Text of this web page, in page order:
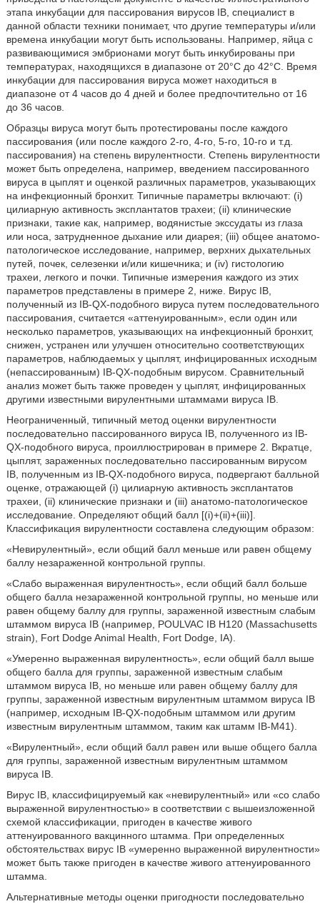
этапа инкубации для пассирования вирусов IB, специалист в
данной области техники понимает, что другие температуры и/или
времена инкубации могут быть использованы. Например, яйца с
развивающимися эмбрионами могут быть инкубированы при
температурах, находящихся в диапазоне от 20°С до 42°С. Время
инкубации для пассирования вируса может находиться в
диапазоне от 4 часов до 4 дней и более предпочтительно от 16
до 36 часов.
Образцы вируса могут быть протестированы после каждого
пассирования (или после каждого 2-го, 4-го, 5-го, 10-го и т.д.
пассирования) на степень вирулентности. Степень вирулентности
может быть определена, например, введением пассированного
вируса в цыплят и оценкой различных параметров, указывающих
на инфекционный бронхит. Типичные параметры включают: (i)
цилиарную активность эксплантатов трахеи; (ii) клинические
признаки, такие как, например, водянистые экссудаты из глаза
или носа, затрудненное дыхание или диарея; (iii) общее анатомо-
патологическое исследование, например, верхних дыхательных
путей, почек, селезенки и/или кишечника; и (iv) гистологию
трахеи, легкого и почки. Типичные измерения каждого из этих
параметров представлены в примере 2, ниже. Вирус IB,
полученный из IB-QX-подобного вируса путем последовательного
пассирования, считается «аттенуированным», если один или
несколько параметров, указывающих на инфекционный бронхит,
снижен, устранен или улучшен относительно соответствующих
параметров, наблюдаемых у цыплят, инфицированных исходным
(непассированным) IB-QX-подобным вирусом. Сравнительный
анализ может быть также проведен у цыплят, инфицированных
другими известными вирулентными штаммами вируса IB.
Неограниченный, типичный метод оценки вирулентности
последовательно пассированного вируса IB, полученного из IB-
QX-подобного вируса, проиллюстрирован в примере 2. Вкратце,
цыплят, зараженных последовательно пассированным вирусом
IB, полученным из IB-QX-подобного вируса, подвергают балльной
оценке, отражающей (i) цилиарную активность эксплантатов
трахеи, (ii) клинические признаки и (iii) анатомо-патологическое
исследование. Определяют общий балл [(i)+(ii)+(iii)].
Классификация вирулентности составлена следующим образом:
«Невирулентный», если общий балл меньше или равен общему
баллу незараженной контрольной группы.
«Слабо выраженная вирулентность», если общий балл больше
общего балла незараженной контрольной группы, но меньше или
равен общему баллу для группы, зараженной известным слабым
штаммом вируса IB (например, POULVAC IB H120 (Massachusetts
strain), Fort Dodge Animal Health, Fort Dodge, IA).
«Умеренно выраженная вирулентность», если общий балл выше
общего балла для группы, зараженной известным слабым
штаммом вируса IB, но меньше или равен общему баллу для
группы, зараженной известным вирулентным штаммом вируса IB
(например, исходным IB-QX-подобным штаммом или другим
известным вирулентным штаммом, таким как штамм IB-M41).
«Вирулентный», если общий балл равен или выше общего балла
для группы, зараженной известным вирулентным штаммом
вируса IB.
Вирус IB, классифицируемый как «невирулентный» или «со слабо
выраженной вирулентностью» в соответствии с вышеизложенной
схемой классификации, пригоден в качестве живого
аттенуированного вакцинного штамма. При определенных
обстоятельствах вирус IB «умеренно выраженной вирулентности»
может быть также пригоден в качестве живого аттенуированного
штамма.
Альтернативные методы оценки пригодности последовательно